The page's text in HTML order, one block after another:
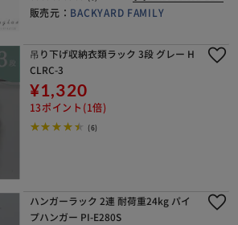
販売元： BACKYARD FAMILY
吊り下げ収納衣類ラック 3段 グレー H
CLRC-3
¥1,320
13ポイント(1倍)
(6)
ハンガーラック 2連 耐荷重24kg パイ
プハンガー PI-E280S